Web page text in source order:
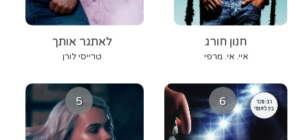
לאתגר אותך
טרייסי לורן
חנון חורג
איי. אי. מרפי
5 6